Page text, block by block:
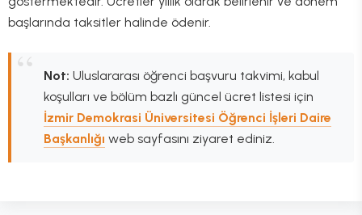
başlarında taksitler halinde ödenir.
Not: Uluslararası öğrenci başvuru takvimi, kabul
koşulları ve bölüm bazlı güncel ücret listesi için
İzmir Demokrasi Üniversitesi Öğrenci İşleri Daire
Başkanlığı web sayfasını ziyaret ediniz.